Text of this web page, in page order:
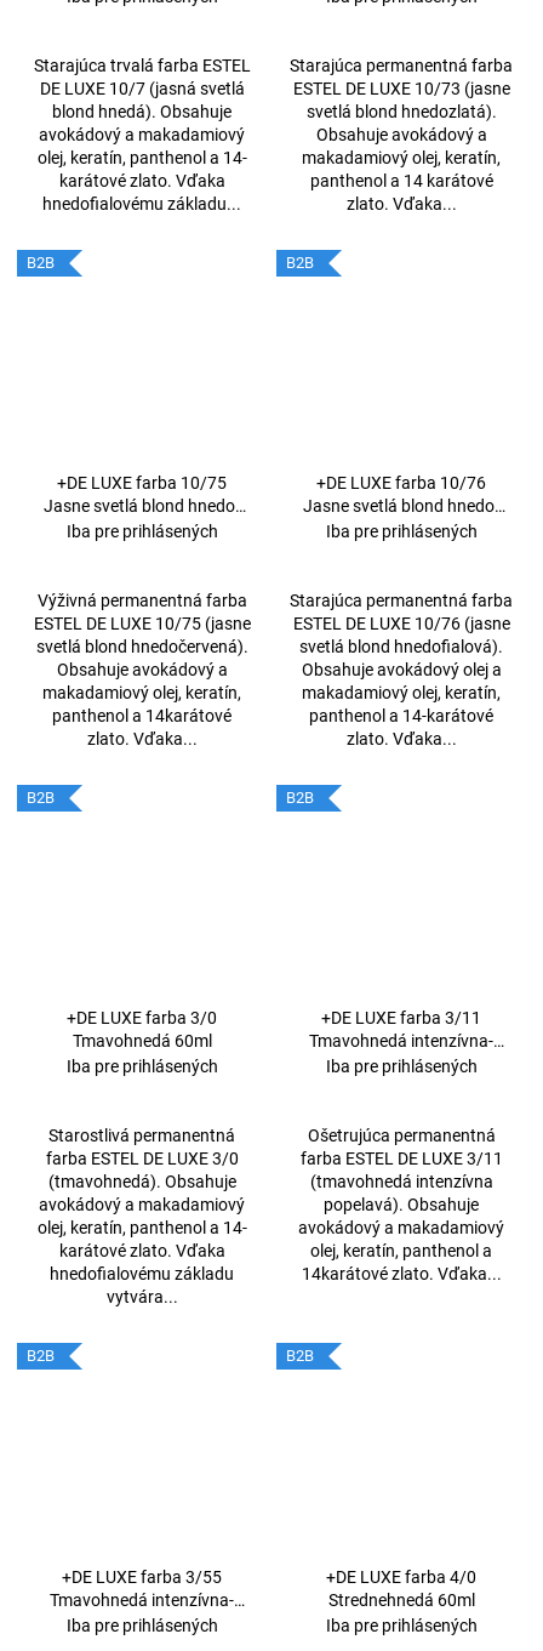
Starajúca trvalá farba ESTEL
DE LUXE 10/7 (jasná svetlá
blond hnedá). Obsahuje
avokádový a makadamiový
olej, keratín, panthenol a 14-
karátové zlato. Vďaka
hnedofialovému základu...
Starajúca permanentná farba
ESTEL DE LUXE 10/73 (jasne
svetlá blond hnedozlatá).
Obsahuje avokádový a
makadamiový olej, keratín,
panthenol a 14 karátové
zlato. Vďaka...
B2B
+DE LUXE farba 10/75
Jasne svetlá blond hnedo-
červená 60ml
Iba pre prihlásených
Výživná permanentná farba
ESTEL DE LUXE 10/75 (jasne
svetlá blond hnedočervená).
Obsahuje avokádový a
makadamiový olej, keratín,
panthenol a 14karátové
zlato. Vďaka...
B2B
+DE LUXE farba 10/76
Jasne svetlá blond hnedo-
fialová 60ml
Iba pre prihlásených
Starajúca permanentná farba
ESTEL DE LUXE 10/76 (jasne
svetlá blond hnedofialová).
Obsahuje avokádový olej a
makadamiový olej, keratín,
panthenol a 14-karátové
zlato. Vďaka...
B2B
+DE LUXE farba 3/0
Tmavohnedá 60ml
Iba pre prihlásených
Starostlivá permanentná
farba ESTEL DE LUXE 3/0
(tmavohnedá). Obsahuje
avokádový a makadamiový
olej, keratín, panthenol a 14-
karátové zlato. Vďaka
hnedofialovému základu
vytvára...
B2B
+DE LUXE farba 3/11
Tmavohnedá intenzívna-
popolavá 60ml
Iba pre prihlásených
Ošetrujúca permanentná
farba ESTEL DE LUXE 3/11
(tmavohnedá intenzívna
popelavá). Obsahuje
avokádový a makadamiový
olej, keratín, panthenol a
14karátové zlato. Vďaka...
B2B
+DE LUXE farba 3/55
Tmavohnedá intenzívna-
červená 60ml
Iba pre prihlásených
B2B
+DE LUXE farba 4/0
Strednehnedá 60ml
Iba pre prihlásených